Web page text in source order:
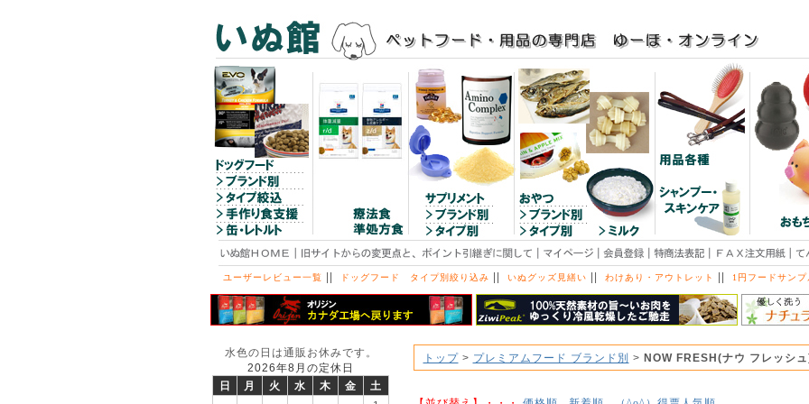
ユーザーレビュー一覧 || ドッグフード タイプ別絞り込み || いぬグッズ見繕い || わけあり・アウトレット || 1円フードサンプ
水色の日は通販お休みです。
2026年8月の定休日
日
月 火 水 木 金
土
トップ> プレミアムフード ブランド別 > NOW FRESH(ナウ フレッシ